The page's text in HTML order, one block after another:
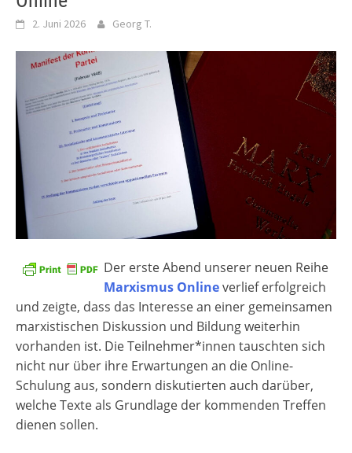
2. Juni 2026 Georg T.
Der erste Abend unserer neuen Reihe
Marxismus Onlineverlief erfolgreich
und zeigte, dass das Interesse an einer gemeinsamen
marxistischen Diskussion und Bildung weiterhin
vorhanden ist. Die Teilnehmer*innen tauschten sich
nicht nur über ihre Erwartungen an die Online-
Schulung aus, sondern diskutierten auch darüber,
welche Texte als Grundlage der kommenden Treffen
dienen sollen.